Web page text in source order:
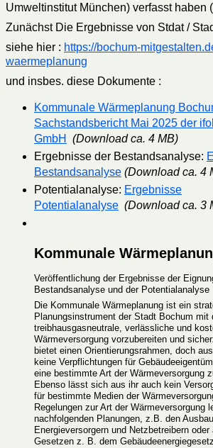
Umweltinstitut München) verfasst haben
Zunächst Die Ergebnisse von Stdat /
siehe hier : https://bochum-
waermeplanung
und insbes. diese Dokumente :
Kommunale Wärmeplanung
Sachstandsbericht Mai 2025 der
GmbH
(Download ca. 4 MB)
Ergebnisse der Bestandsanalyse:
Bestandsanalyse (Download ca. 4
Potentialanalyse: Ergebnisse
Potentialanalyse (Download ca. 3
Kommunale
Veröffentlichung der Ergebnisse der
Bestandsanalyse und der Potentialanalyse
Die Kommunale Wärmeplanung ist ein
Planungsinstrument der Stadt Bochum mit
treibhausgasneutrale, verlässliche und
Wärmeversorgung vorzubereiten und
bietet einen Orientierungsrahmen, doch
keine Verpflichtungen für
eine bestimmte Art der Wärmeversorgung
Ebenso lässt sich aus ihr auch kein
für bestimmte Medien der
Regelungen zur Art der Wärmeversorgung
nachfolgenden Planungen, z.B. den
Energieversorgern und Netzbetreibern oder
Gesetzen z. B. dem